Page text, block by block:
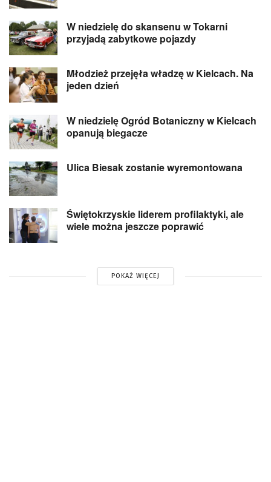
W niedzielę do skansenu w Tokarni
przyjadą zabytkowe pojazdy
Młodzież przejęła władzę w Kielcach. Na
jeden dzień
W niedzielę Ogród Botaniczny w Kielcach
opanują biegacze
Ulica Biesak zostanie wyremontowana
Świętokrzyskie liderem profilaktyki, ale
wiele można jeszcze poprawić
POKAŻ WIĘCEJ